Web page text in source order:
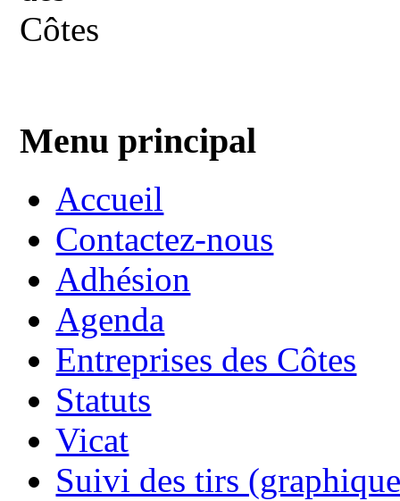
Menu principal
Accueil
Contactez-nous
Adhésion
Agenda
Entreprises des Côtes
Statuts
Vicat
Suivi des tirs